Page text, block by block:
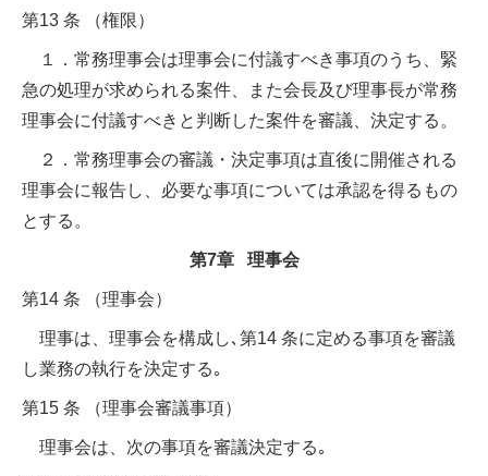
第13 条 （権限）
１．常務理事会は理事会に付議すべき事項のうち、緊
急の処理が求められる案件、また会長及び理事長が常務
理事会に付議すべきと判断した案件を審議、決定する。
２．常務理事会の審議・決定事項は直後に開催される
理事会に報告し、必要な事項については承認を得るもの
とする。
第7章 理事会
第14 条 （理事会）
理事は、理事会を構成し､第14 条に定める事項を審議
し業務の執行を決定する｡
第15 条 （理事会審議事項）
理事会は、次の事項を審議決定する｡